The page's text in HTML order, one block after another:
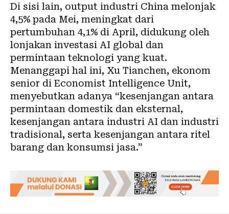
Di sisi lain, output industri China melonjak
4,5% pada Mei, meningkat dari
pertumbuhan 4,1% di April, didukung oleh
lonjakan investasi AI global dan
permintaan teknologi yang kuat.
Menanggapi hal ini, Xu Tianchen, ekonom
senior di Economist Intelligence Unit,
menyebutkan adanya “kesenjangan antara
permintaan domestik dan eksternal,
kesenjangan antara industri AI dan industri
tradisional, serta kesenjangan antara ritel
barang dan konsumsi jasa.”